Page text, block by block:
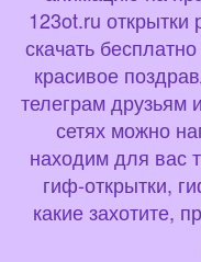
123ot.ru
скачать
красивое
телеграм друзьям
сетях можно
находим для вас
гиф-открытки,
какие захотите,